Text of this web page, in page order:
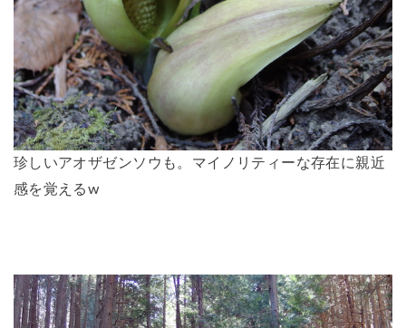
珍しいアオザゼンソウも。マイノリティーな存在に親近
感を覚えるw